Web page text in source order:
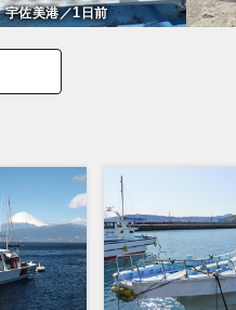
宇佐美港／1 日前